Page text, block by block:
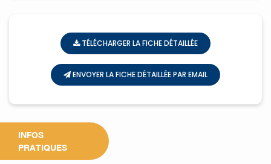
TÉLÉCHARGER LA FICHE DÉTAILLÉE
ENVOYER LA FICHE DÉTAILLÉE PAR EMAIL
INFOS
PRATIQUES